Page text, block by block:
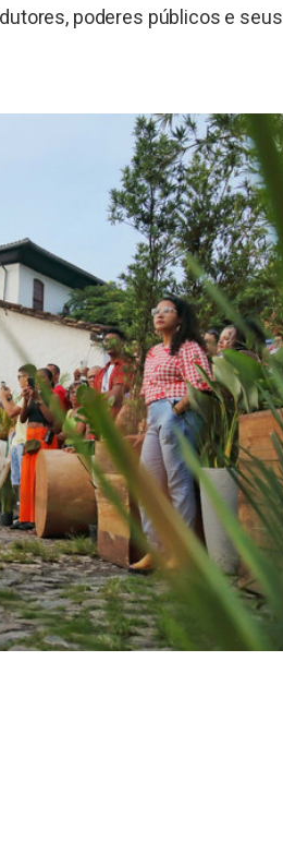
poderes públicos e seus